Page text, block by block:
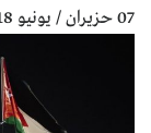
الأرشيف07 حزيران / يونيو 2018